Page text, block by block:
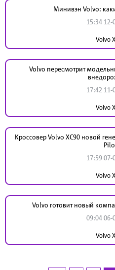
Минивэн Volvo:
15:34 12-
Volvo
Volvo пересмотрит
17:42 11-
Volvo
Кроссовер Volvo XC90 новой
17:59 07-
Volvo
Volvo готовит новый
09:04 06-
Volvo